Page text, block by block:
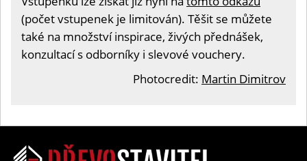
(počet vstupenek je limitován). Těšit se můžete
také na množství inspirace, živých přednášek,
konzultací s odborníky i slevové vouchery.
Photocredit: Martin Dimitrov